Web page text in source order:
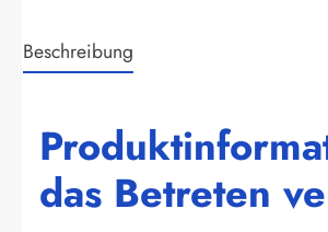
Beschreibung
das Betreten